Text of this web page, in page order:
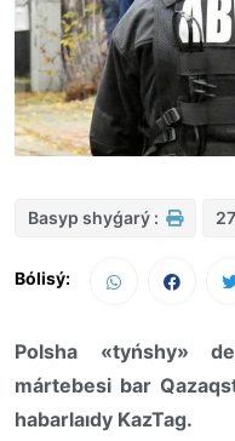
Basyp shyǵarý :
Bólisý:
Polsha
«tyńshy»
mártebesi bar
habarlaıdy KazTag.